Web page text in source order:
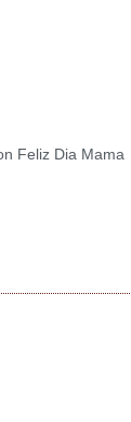
Feliz Dia Mama